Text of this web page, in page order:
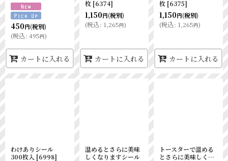
450円(税別)
(税込: 495円)
カートに入れる
枚 [6374]
1,150円(税別)
(税込: 1,265円)
カートに入れる
枚 [6375]
1,150円(税別)
(税込: 1,265円)
カートに入れる
わけありシール
300枚入 [6998]
温めるとさらに美味
しくなりますシール
トースターで温める
とさらに美味しく…